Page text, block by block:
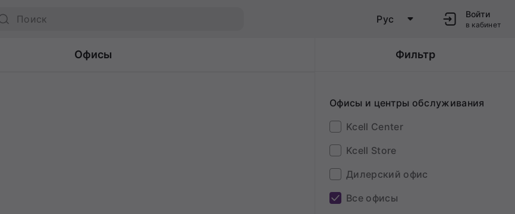
Рус Войти
в кабинет
Офисы Фильтр
Офисы и центры обслуживания
Kcell Center
Kcell Store
Дилерский офис
Все офисы